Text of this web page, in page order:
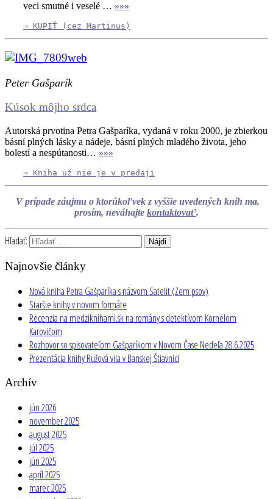
veci smutné i veselé … »»»
⇒ KUPIŤ (cez Martinus)
Peter Gašparík
Kúsok môjho srdca
Autorská prvotina Petra Gašparíka, vydaná v roku 2000, je zbierkou
básní plných lásky a nádeje, básní plných mladého života, jeho
bolestí a nespútanosti… »»»
⇒ Kniha už nie je v predaji
V prípade záujmu o ktorúkoľvek z vyššie uvedených kníh ma,
prosím, neváhajte kontaktovať.
Hľadať:
Najnovšie články
Nová kniha Petra Gašparíka s názvom Satelit (Zem psov)
Staršie knihy v novom formáte
Recenzia na medziknihami.sk na romány s detektívom Kornelom
Karovičom
Rozhovor so spisovateľom Gašparíkom v Novom Čase Nedeľa 28.6.2025
Prezentácia knihy Ružová vila v Banskej Štiavnici
Archív
jún 2026
november 2025
august 2025
júl 2025
jún 2025
apríl 2025
marec 2025